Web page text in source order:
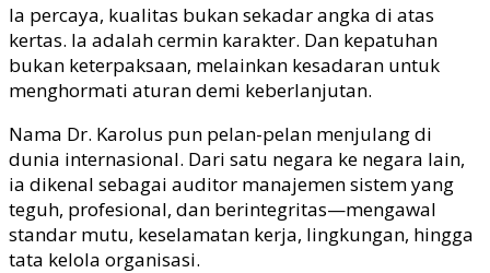
Ia percaya, kualitas bukan sekadar angka di atas
kertas. Ia adalah cermin karakter. Dan kepatuhan
bukan keterpaksaan, melainkan kesadaran untuk
menghormati aturan demi keberlanjutan.
Nama Dr. Karolus pun pelan-pelan menjulang di
dunia internasional. Dari satu negara ke negara lain,
ia dikenal sebagai auditor manajemen sistem yang
teguh, profesional, dan berintegritas—mengawal
standar mutu, keselamatan kerja, lingkungan, hingga
tata kelola organisasi.